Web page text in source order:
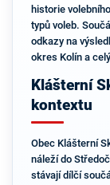
historie
typů voleb.
odkazy na
okres Kolín a
Klášterní
kontextu
Obec Klášterní
náleží do
stávají dílčí